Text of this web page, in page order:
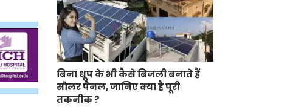
बिना धूप के भी कैसे बिजली बनाते हैं
सोलर पैनल, जानिए क्या है पूरी
तकनीक ?